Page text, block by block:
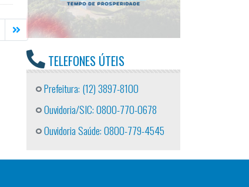
Última
TELEFONES ÚTEIS
Prefeitura: (12) 3897-8100
Ouvidoria/SIC: 0800-770-0678
Ouvidoria Saúde: 0800-779-4545